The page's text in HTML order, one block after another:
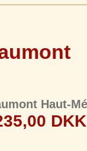
Haut-
DKK